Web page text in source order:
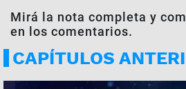
Mirá la nota completa y
en los comentarios.
CAPÍTULOS